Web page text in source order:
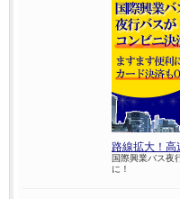
路線拡大！高
国際興業バス夜
に！